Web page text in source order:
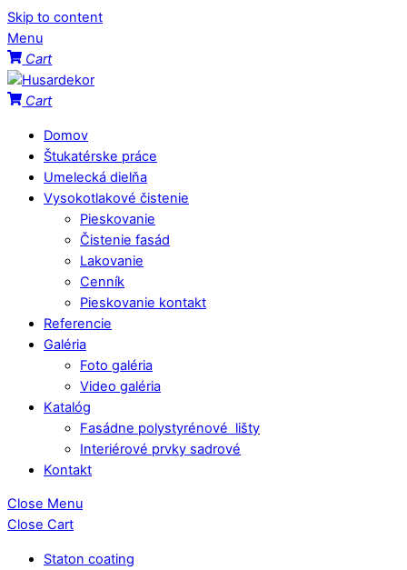
Skip to content
Menu
Cart
Cart
Domov
Štukatérske práce
Umelecká dielňa
Vysokotlakové čistenie
Pieskovanie
Čistenie fasád
Lakovanie
Cenník
Pieskovanie kontakt
Referencie
Galéria
Foto galéria
Video galéria
Katalóg
Fasádne polystyrénové lišty
Interiérové prvky sadrové
Kontakt
Close Menu
Close Cart
Staton coating